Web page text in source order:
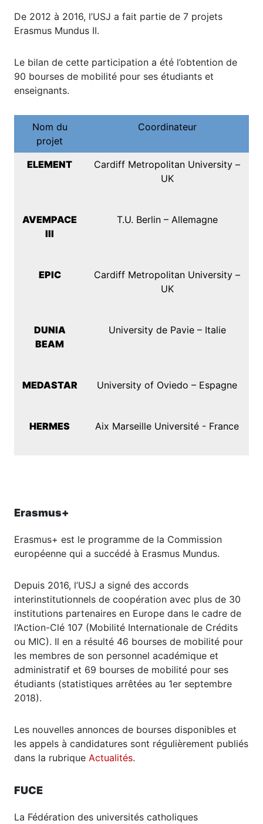
De 2012 à 2016, l’USJ a fait partie de 7 projets
Erasmus Mundus II.
Le bilan de cette participation a été l’obtention de
90 bourses de mobilité pour ses étudiants et
enseignants.
Nom du
projet
Coordinateur
ELEMENT
Cardiff Metropolitan University –
UK
AVEMPACE
III
T.U. Berlin – Allemagne
EPIC
Cardiff Metropolitan University –
UK
DUNIA
BEAM
University de Pavie – Italie
MEDASTAR University of Oviedo – Espagne
HERMES Aix Marseille Université - France
Erasmus+
Erasmus+ est le programme de la Commission
européenne qui a succédé à Erasmus Mundus.
Depuis 2016, l’USJ a signé des accords
interinstitutionnels de coopération avec plus de 30
institutions partenaires en Europe dans le cadre de
l’Action-Clé 107 (Mobilité Internationale de Crédits
ou MIC). Il en a résulté 46 bourses de mobilité pour
les membres de son personnel académique et
administratif et 69 bourses de mobilité pour ses
étudiants (statistiques arrêtées au 1er septembre
2018).
Les nouvelles annonces de bourses disponibles et
les appels à candidatures sont régulièrement publiés
dans la rubrique Actualités.
FUCE
La Fédération des universités catholiques